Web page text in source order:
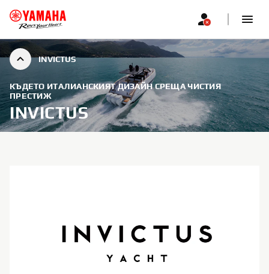
INVICTUS
КЪДЕТО ИТАЛИАНСКИЯТ ДИЗАЙН СРЕЩА ЧИСТИЯ
ПРЕСТИЖ
INVICTUS